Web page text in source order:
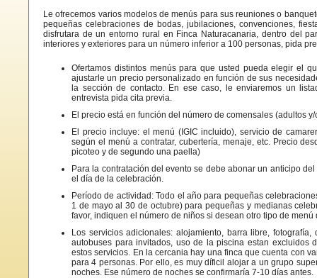
Le ofrecemos varios modelos de menús para sus reuniones o
pequeñas celebraciones de bodas, jubilaciones, convenciones,
disfrutara de un entorno rural en Finca Naturacanaria, dentro del
interiores y exteriores para un número inferior a 100 personas, pida
Ofertamos distintos menús para que usted pueda elegir el
ajustarle un precio personalizado en función de sus
la sección de contacto. En ese caso, le enviaremos un
entrevista pida cita previa.
El precio está en función del número de comensales (adultos
El precio incluye: el menú (IGIC incluido), servicio de
según el menú a contratar, cubertería, menaje, etc. Precio
picoteo y de segundo una paella)
Para la contratación del evento se debe abonar un anticipo
el día de la celebración.
Período de actividad: Todo el año para pequeñas
1 de mayo al 30 de octubre) para pequeñas y medianas
favor, indiquen el número de niños si desean otro tipo de menú
Los servicios adicionales: alojamiento, barra libre,
autobuses para invitados, uso de la piscina estan excluidos
estos servicios. En la cercania hay una finca que cuenta con
para 4 personas. Por ello, es muy díficil alojar a un grupo
noches. Ese número de noches se confirmaría 7-10 días antes.